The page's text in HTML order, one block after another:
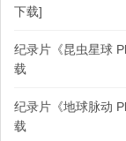
下载]
纪录片《昆虫星球
载
纪录片《地球脉动
载